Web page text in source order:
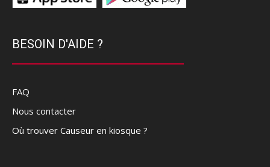
BESOIN D'AIDE ?
FAQ
Nous contacter
Où trouver Causeur en kiosque ?